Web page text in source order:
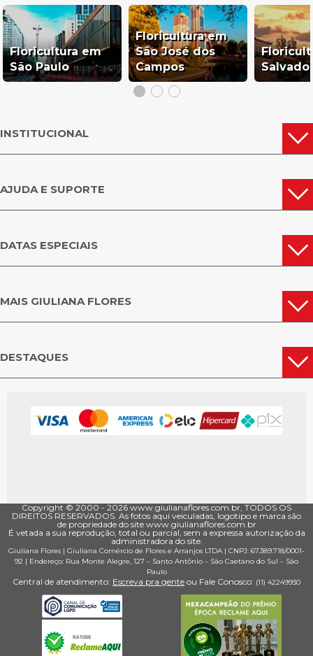
Floricultura em
São Paulo
Floricultura em
São José dos
Campos
INSTITUCIONAL
AJUDA E SUPORTE
DATAS ESPECIAIS
MAIS GIULIANA FLORES
DESTAQUES
Copyright © 2000 - ­2026 www.giulianaflores.com.br, TODOS OS
DIREITOS RESERVADOS. As fotos aqui veiculadas, logotipo e marca são
de propriedade do site www.giulianaflores.com.br
É vetada a sua reprodução, total ou parcial, sem a expressa autorização da
administradora do site.
Giuliana Flores | Giuliana Comércio de Flores e Arranjos LTDA | CNPJ: 67.389.718/0001­
92 | Endereço: Rua Monte Alegre, 127 – Santo Antônio – São Caetano do Sul – São
Paulo
Central de atendimento: Escreva pra gente ou Fale Conosco: (11) 4224­9930